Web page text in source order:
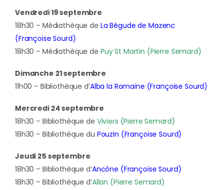
Vendredi 19 septembre
18h30 – Médiathèque de La Bégude de Mazenc
(Françoise Sourd)
18h30 – Médiathèque de Puy St Martin (Pierre Semard)
Dimanche 21 septembre
11h00 – Bibliothèque d’Alba la Romaine (Françoise Sourd)
Mercredi 24 septembre
18h30 – Bibliothèque de Viviers (Pierre Semard)
18h30 – Bibliothèque du Pouzin (Françoise Sourd)
Jeudi 25 septembre
18h30 – Bibliothèque d’Ancône (Françoise Sourd)
18h30 – Bibliothèque d’Allan (Pierre Semard)